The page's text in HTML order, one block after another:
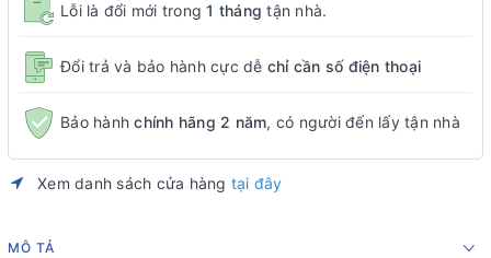
Lỗi là đổi mới trong1 tháng tận nhà.
Đổi trả và bảo hành cực dễ chỉ cần số điện thoại
Bảo hànhchính hãng 2 năm, có người đến lấy tận nhà
Xem danh sách cửa hàng tại đây
MÔ TẢ